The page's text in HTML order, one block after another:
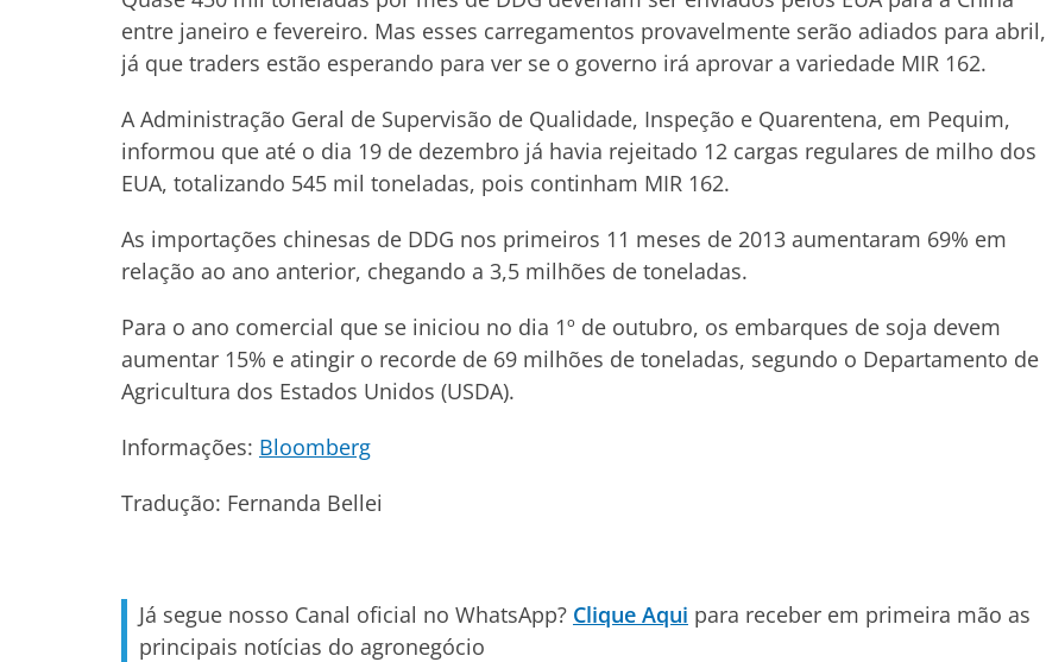
entre janeiro e fevereiro. Mas esses carregamentos provavelmente serão adiados para abril,
já que traders estão esperando para ver se o governo irá aprovar a variedade MIR 162.
A Administração Geral de Supervisão de Qualidade, Inspeção e Quarentena, em Pequim,
informou que até o dia 19 de dezembro já havia rejeitado 12 cargas regulares de milho dos
EUA, totalizando 545 mil toneladas, pois continham MIR 162.
As importações chinesas de DDG nos primeiros 11 meses de 2013 aumentaram 69% em
relação ao ano anterior, chegando a 3,5 milhões de toneladas.
Para o ano comercial que se iniciou no dia 1º de outubro, os embarques de soja devem
aumentar 15% e atingir o recorde de 69 milhões de toneladas, segundo o Departamento de
Agricultura dos Estados Unidos (USDA).
Informações: Bloomberg
Tradução: Fernanda Bellei
Já segue nosso Canal oficial no WhatsApp? Clique Aqui para receber em primeira mão as
principais notícias do agronegócio